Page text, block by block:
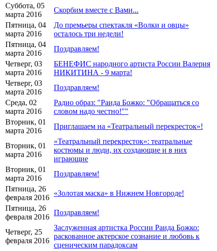
Суббота, 05
марта 2016
Скорбим вместе с Вами...
Пятница, 04
марта 2016
До премьеры спектакля «Волки и овцы»
осталось три недели!
Пятница, 04
марта 2016
Поздравляем!
Четверг, 03
марта 2016
БЕНЕФИС народного артиста России Валерия
НИКИТИНА - 9 марта!
Четверг, 03
марта 2016
Поздравляем!
Среда, 02
марта 2016
Радио образ: "Раида Божко: "Обращаться со
словом надо честно!""
Вторник, 01
марта 2016
Приглашаем на «Театральный перекресток»!
Вторник, 01
марта 2016
«Театральный перекресток»: театральные
костюмы и люди, их создающие и в них
играющие
Вторник, 01
марта 2016
Поздравляем!
Пятница, 26
февраля 2016
«Золотая маска» в Нижнем Новгороде!
Пятница, 26
февраля 2016
Поздравляем!
Четверг, 25
февраля 2016
Заслуженная артистка России Раида Божко:
раскованное актерское сознание и любовь к
сценическим парадоксам